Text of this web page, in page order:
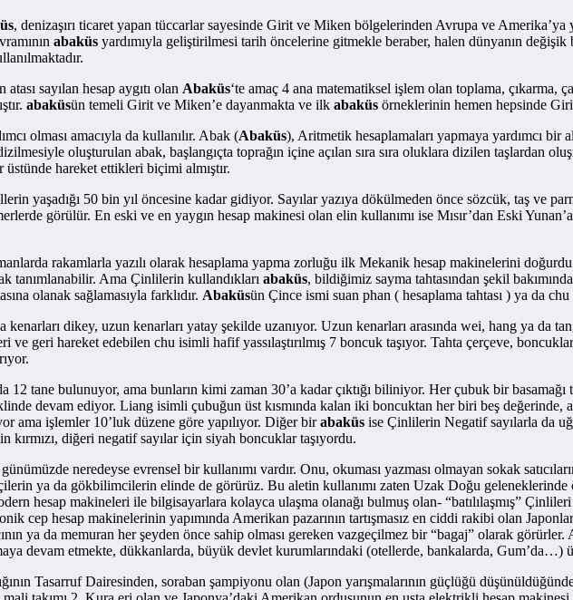
, denizaşırı ticaret yapan tüccarlar sayesinde Girit ve Miken bölgelerinden Avrupa ve Amerika’ya
abaküs yardımıyla geliştirilmesi tarih öncelerine gitmekle beraber, halen dünyanın
atası sayılan hesap aygıtı olan Abaküs‘te amaç 4 ana matematiksel işlem olan toplama, çıkarma,
abaküsün temeli Girit ve Miken’e dayanmakta ve ilk abaküs örneklerinin hemen hepsinde
olması amacıyla da kullanılır. Abak (Abaküs), Aritmetik hesaplamaları yapmaya yardımcı
oluşturulan abak, başlangıçta toprağın içine açılan sıra sıra oluklara dizilen taşlardan
hareket ettikleri biçimi almıştır.
yaşadığı 50 bin yıl öncesine kadar gidiyor. Sayılar yazıya dökülmeden önce sözcük, taş ve
görülür. En eski ve en yaygın hesap makinesi olan elin kullanımı ise Mısır’dan Eski
rakamlarla yazılı olarak hesaplama yapma zorluğu ilk Mekanik hesap makinelerini
tanımlanabilir. Ama Çinlilerin kullandıkları abaküs, bildiğimiz sayma tahtasından şekil
olanak sağlamasıyla farklıdır. Abaküsün Çince ismi suan phan ( hesaplama tahtası ) ya da
kenarları dikey, uzun kenarları yatay şekilde uzanıyor. Uzun kenarları arasında wei, hang ya da
geri hareket edebilen chu isimli hafif yassılaştırılmış 7 boncuk taşıyor. Tahta çerçeve,
tane bulunuyor, ama bunların kimi zaman 30’a kadar çıktığı biliniyor. Her çubuk bir basamağı
devam ediyor. Liang isimli çubuğun üst kısmında kalan iki boncuktan her biri beş değerinde,
ama işlemler 10’luk düzene göre yapılıyor. Diğer birabaküs ise Çinlilerin Negatif sayılarla da
diğeri negatif sayılar için siyah boncuklar taşıyordu.
neredeyse evrensel bir kullanımı vardır. Onu, okuması yazması olmayan sokak
ya da gökbilimcilerin elinde de görürüz. Bu aletin kullanımı zaten Uzak Doğu
hesap makineleri ile bilgisayarlara kolayca ulaşma olanağı bulmuş olan- “batılılaşmış”
cep hesap makinelerinin yapımında Amerikan pazarının tartışmasız en ciddi rakibi olan
ya da memuran her şeyden önce sahip olması gereken vazgeçilmez bir “bagaj” olarak
devam etmekte, dükkanlarda, büyük devlet kurumlarındaki (otellerde, bankalarda, Gum’da…)
Tasarruf Dairesinden, soraban şampiyonu olan (Japon yarışmalarının güçlüğü